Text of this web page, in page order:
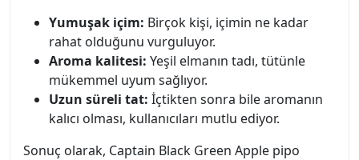
Yumuşak içim: Birçok kişi, içimin ne kadar
rahat olduğunu vurguluyor.
Aroma kalitesi: Yeşil elmanın tadı, tütünle
mükemmel uyum sağlıyor.
Uzun süreli tat: İçtikten sonra bile aromanın
kalıcı olması, kullanıcıları mutlu ediyor.
Sonuç olarak, Captain Black Green Apple pipo